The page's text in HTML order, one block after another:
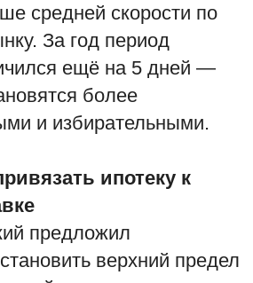
средней скорости по
За год период
ещё на 5 дней —
более
и избирательными.
ипотеку к
предложил
верхний предел